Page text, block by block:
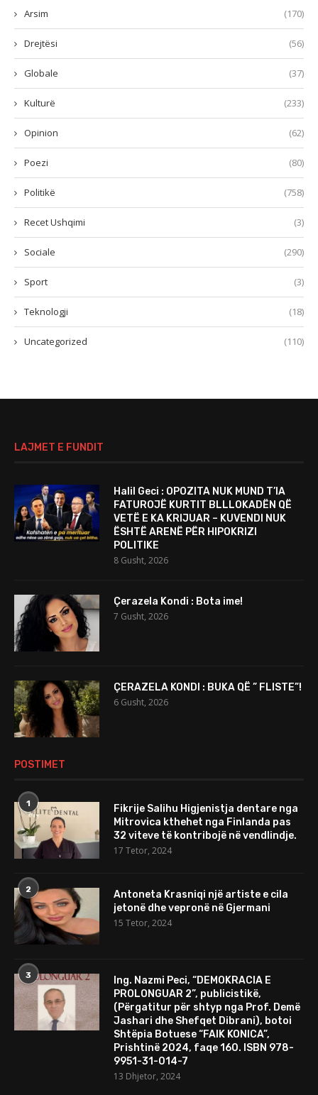
Arsim (170)
Drejtësi (56)
Globale (37)
Kulturë (233)
Opinion (62)
Poezi (80)
Politikë (758)
Recet Ushqimi (3)
Sociale (290)
Sport (3)
Teknologji (18)
Uncategorized (110)
LAJMET E FUNDIT
Halil Geci : OPOZITA NUK MUND T’IA
FATUROJË KURTIT BLLLOKADËN QË
VETË E KA KRIJUAR – KUVENDI NUK
ËSHTË ARENË PËR HIPOKRIZI
POLITIKE
8 Gusht, 2026
Çerazela Kondi : Bota ime!
7 Gusht, 2026
ÇERAZELA KONDI : BUKA QË ” FLISTE”!
6 Gusht, 2026
POSTIMET
1
Fikrije Salihu Higjenistja dentare nga
Mitrovica kthehet nga Finlanda pas
32 viteve të kontribojë në vendlindje.
17 Tetor, 2024
2
Antoneta Krasniqi një artiste e cila
jetonë dhe vepronë në Gjermani
15 Tetor, 2024
3
Ing. Nazmi Peci, “DEMOKRACIA E
PROLONGUAR 2”, publicistikë,
(Përgatitur për shtyp nga Prof. Demë
Jashari dhe Shefqet Dibrani), botoi
Shtëpia Botuese “FAIK KONICA”,
Prishtinë 2024, faqe 160. ISBN 978-
9951-31-014-7
13 Dhjetor, 2024